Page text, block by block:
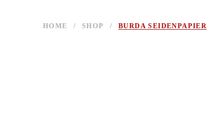
HOME / SHOP / BURDA SEIDENPAPIER